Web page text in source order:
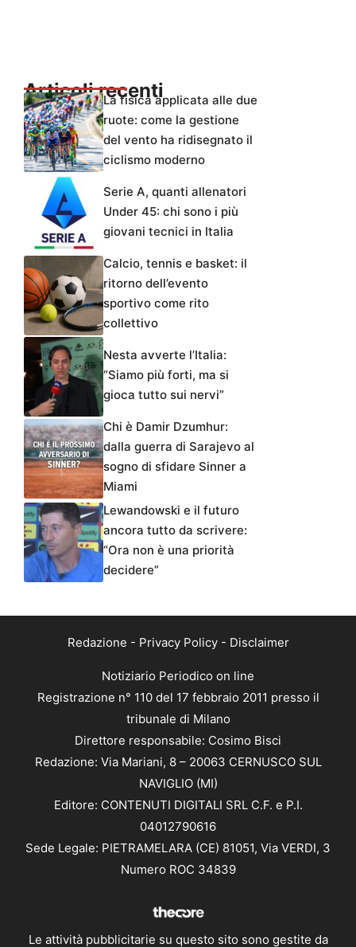
Articoli recentiLa fisica applicata alle due
ruote: come la gestione
del vento ha ridisegnato il
ciclismo moderno
Serie A, quanti allenatori
Under 45: chi sono i più
giovani tecnici in Italia
Calcio, tennis e basket: il
ritorno dell’evento
sportivo come rito
collettivo
Nesta avverte l’Italia:
“Siamo più forti, ma si
gioca tutto sui nervi”
Chi è Damir Dzumhur:
dalla guerra di Sarajevo al
sogno di sfidare Sinner a
Miami
Lewandowski e il futuro
ancora tutto da scrivere:
“Ora non è una priorità
decidere”
Redazione - Privacy Policy- Disclaimer
Notiziario Periodico on line
Registrazione n° 110 del 17 febbraio 2011 presso il
tribunale di Milano
Direttore responsabile: Cosimo Bisci
Redazione: Via Mariani, 8 – 20063 CERNUSCO SUL
NAVIGLIO (MI)
Editore: CONTENUTI DIGITALI SRL C.F. e P.I.
04012790616
Sede Legale: PIETRAMELARA (CE) 81051, Via VERDI, 3
Numero ROC 34839
Le attività pubblicitarie su questo sito sono gestite da